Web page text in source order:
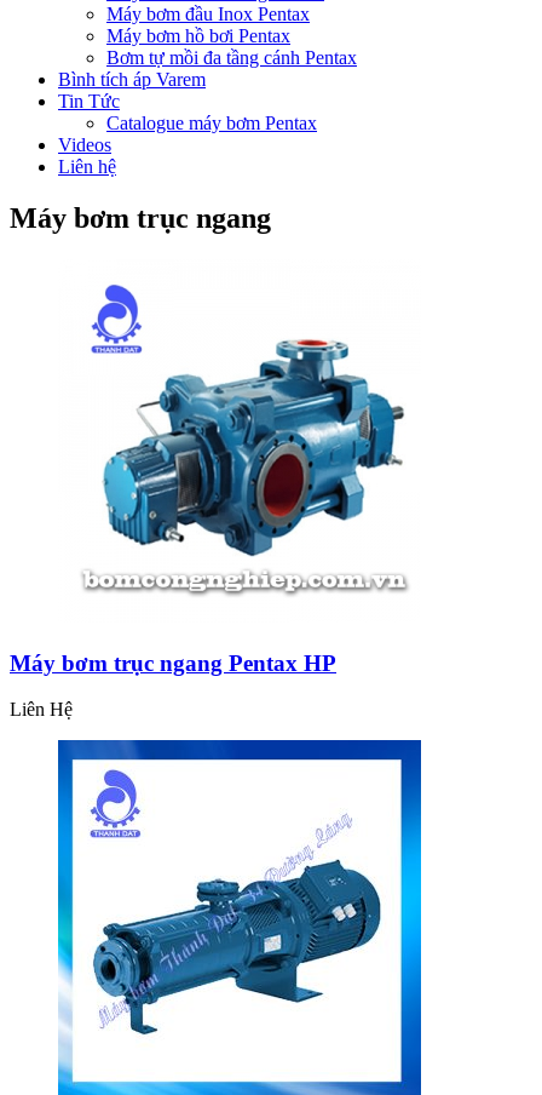
Máy bơm đầu Inox Pentax
Máy bơm hồ bơi Pentax
Bơm tự mồi đa tầng cánh Pentax
Bình tích áp Varem
Tin Tức
Catalogue máy bơm Pentax
Videos
Liên hệ
Máy bơm trục ngang
Máy bơm trục ngang Pentax HP
Liên Hệ